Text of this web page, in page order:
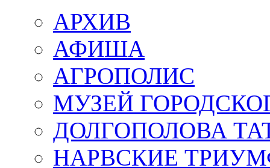
АРХИВ
АФИША
АГРОПОЛИС
МУЗЕЙ
ДОЛГОПОЛОВА
НАРВСКИЕ